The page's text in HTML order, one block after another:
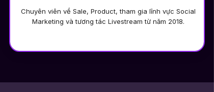
Chuyên viên về Sale, Product, tham gia lĩnh vực Social
Marketing và tương tác Livestream từ năm 2018.